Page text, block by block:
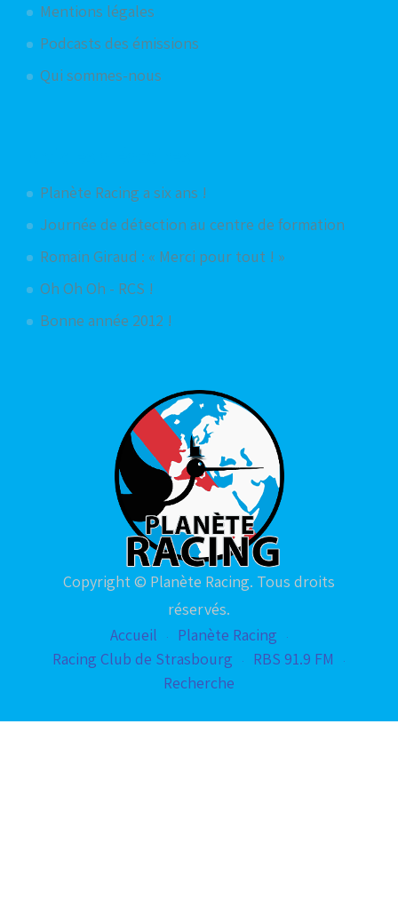
Mentions légales
Podcasts des émissions
Qui sommes-nous
Planète Racing a six ans !
Journée de détection au centre de formation
Romain Giraud : « Merci pour tout ! »
Oh Oh Oh - RCS !
Bonne année 2012 !
Copyright © Planète Racing. Tous droits
réservés.
Accueil
Planète Racing
Racing Club de Strasbourg
RBS 91.9 FM
Recherche